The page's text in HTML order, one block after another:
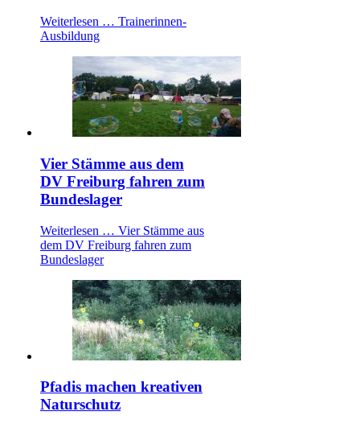
Weiterlesen … Trainerinnen-
Ausbildung
Vier Stämme aus dem
DV Freiburg fahren zum
Bundeslager
Weiterlesen … Vier Stämme aus
dem DV Freiburg fahren zum
Bundeslager
Pfadis machen kreativen
Naturschutz